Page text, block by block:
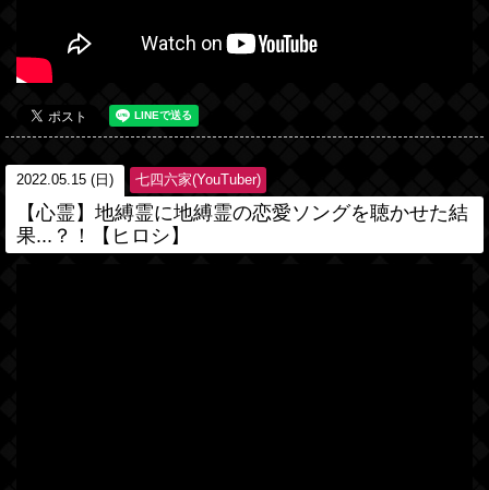
2022.05.15 (日) 七四六家(YouTuber)
【心霊】地縛霊に地縛霊の恋愛ソングを聴かせた結
果...？！【ヒロシ】